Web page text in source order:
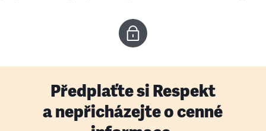
Předplaťte si Respekt
a nepřicházejte o cenné